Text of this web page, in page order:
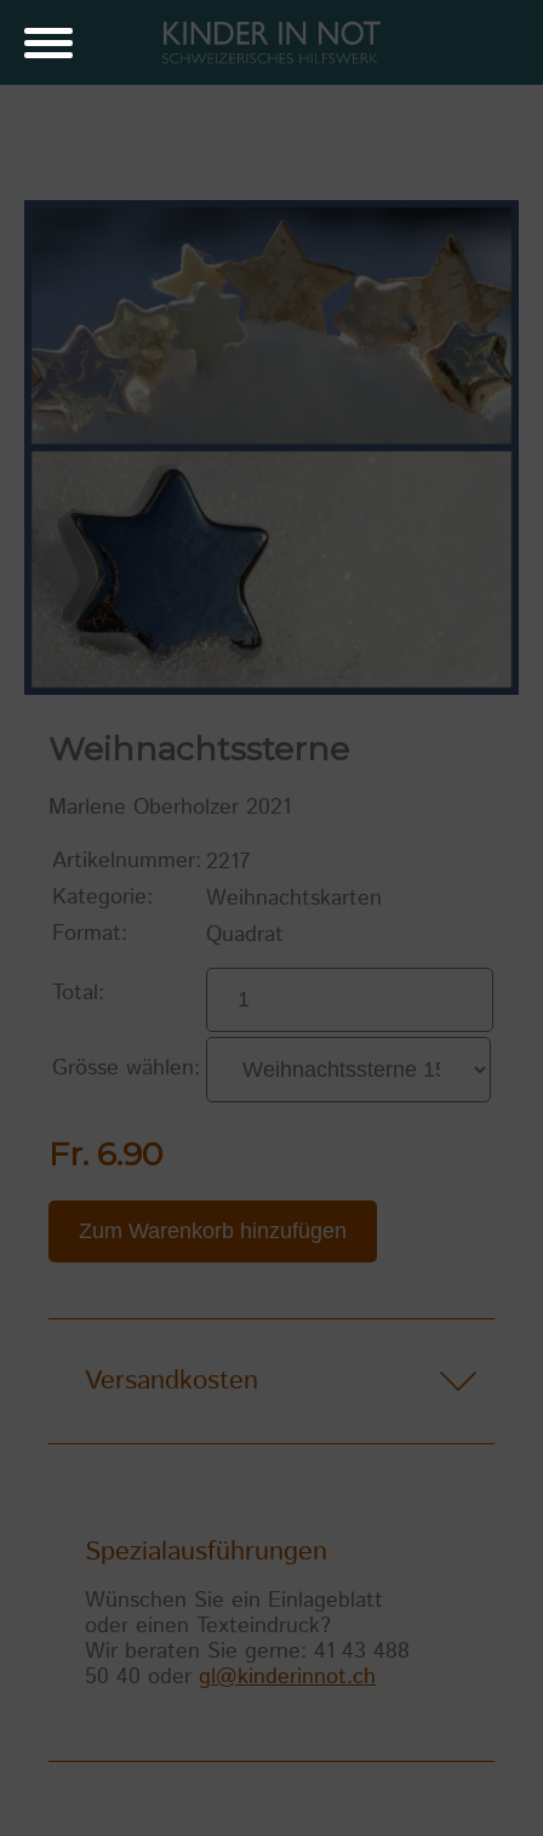
Weihnachtssterne
Marlene Oberholzer 2021
Artikelnummer: 2217
Kategorie:
Weihnachtskarten
Format:
Quadrat
Total:
Grösse wählen:
Fr. 6.90
Zum Warenkorb hinzufügen
Versandkosten
Spezialausführungen
Wünschen Sie ein Einlageblatt
oder einen Texteindruck?
Wir beraten Sie gerne: 41 43 488
50 40 oder gl@kinderinnot.ch